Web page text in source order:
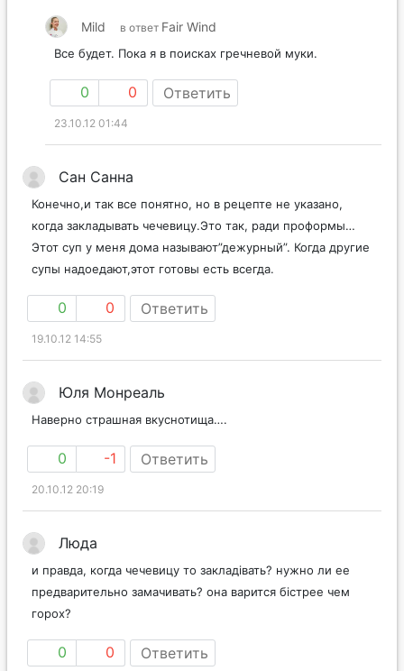
Mild в ответ Fair Wind
Все будет. Пока я в поисках гречневой муки.
0 0 Ответить
23.10.12 01:44
Сан Санна
Конечно,и так все понятно, но в рецепте не указано,
когда закладывать чечевицу.Это так, ради проформы…
Этот суп у меня дома называют”дежурный”. Когда другие
супы надоедают,этот готовы есть всегда.
0 0 Ответить
19.10.12 14:55
Юля Монреаль
Наверно страшная вкуснотища….
0 -1 Ответить
20.10.12 20:19
Люда
и правда, когда чечевицу то закладівать? нужно ли ее
предварительно замачивать? она варится бістрее чем
горох?
0 0 Ответить